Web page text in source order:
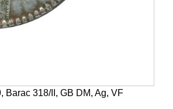
Barac 318/II, GB DM, Ag, VF